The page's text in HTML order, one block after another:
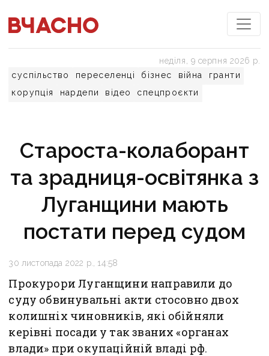
суспільство переселенці бізнес війна
гранти
корупція
нардепи відео спецпроєкти
неділя, 9 серпня 2026 р.
Староста-колаборант
та зрадниця-освітянка з
Луганщини мають
постати перед судом
30 листопада 2022 р., 14:58
Прокурори Луганщини направили до
суду обвинувальні акти стосовно двох
колишніх чиновників, які обійняли
керівні посади у так званих «органах
влади» при окупаційній владі рф.